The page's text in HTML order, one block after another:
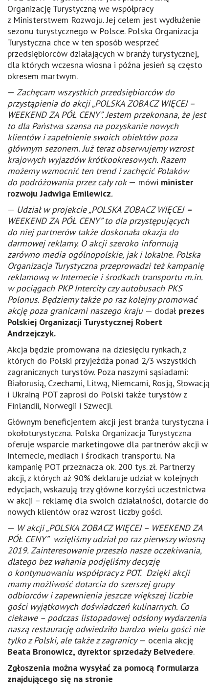
Organizację Turystyczną we współpracy
z Ministerstwem Rozwoju. Jej celem jest wydłużenie
sezonu turystycznego w Polsce. Polska Organizacja
Turystyczna chce w ten sposób wesprzeć
przedsiębiorców działających w branży turystycznej,
dla których wczesna wiosna i późna jesień są często
okresem martwym.
— Zachęcam wszystkich przedsiębiorców do
przystąpienia do akcji „POLSKA ZOBACZ WIĘCEJ –
WEEKEND ZA PÓŁ CENY”. Jestem przekonana, że jest
to dla Państwa szansa na pozyskanie nowych
klientów i zapełnienie swoich obiektów poza
głównym sezonem. Już teraz obserwujemy wzrost
krajowych wyjazdów krótkookresowych. Razem
możemy wzmocnić ten trend i zachęcić Polaków
do podróżowania przez cały rok — mówi minister
rozwoju Jadwiga Emilewicz.
— Udział w projekcie „POLSKA ZOBACZ WIĘCEJ –
WEEKEND ZA PÓŁ CENY” to dla przystępujących
do niej partnerów także doskonała okazja do
darmowej reklamy. O akcji szeroko informują
zarówno media ogólnopolskie, jak i lokalne. Polska
Organizacja Turystyczna przeprowadzi też kampanię
reklamową w Internecie i środkach transportu m.in.
w pociągach PKP Intercity czy autobusach PKS
Polonus. Będziemy także po raz kolejny promować
akcję poza granicami naszego kraju — dodał prezes
Polskiej Organizacji Turystycznej Robert
Andrzejczyk.
Akcja będzie promowana na dziesięciu rynkach, z
których do Polski przyjeżdża ponad 2/3 wszystkich
zagranicznych turystów. Poza naszymi sąsiadami:
Białorusią, Czechami, Litwą, Niemcami, Rosją, Słowacją
i Ukrainą POT zaprosi do Polski także turystów z
Finlandii, Norwegii i Szwecji.
Głównym beneficjentem akcji jest branża turystyczna i
okołoturystyczna. Polska Organizacja Turystyczna
oferuje wsparcie marketingowe dla partnerów akcji w
Internecie, mediach i środkach transportu. Na
kampanię POT przeznacza ok. 200 tys. zł. Partnerzy
akcji, z których aż 90% deklaruje udział w kolejnych
edycjach, wskazują trzy główne korzyści uczestnictwa
w akcji – reklamę dla swoich działalności, dotarcie do
nowych klientów oraz wzrost liczby gości.
— W akcji„POLSKA ZOBACZ WIĘCEJ – WEEKEND ZA
PÓŁ CENY” wzięliśmy udział po raz pierwszy wiosną
2019. Zainteresowanie przeszło nasze oczekiwania,
dlatego bez wahania podjęliśmy decyzję
o kontynuowaniu współpracy z POT. Dzięki akcji
mamy możliwość dotarcia do szerszej grupy
odbiorców i zapewnienia jeszcze większej liczbie
gości wyjątkowych doświadczeń kulinarnych. Co
ciekawe – podczas listopadowej odsłony wydarzenia
naszą restaurację odwiedziło bardzo wielu gości nie
tylko z Polski, ale także z zagranicy— ocenia akcję
Beata Bronowicz, dyrektor sprzedaży Belvedere.
Zgłoszenia można wysyłać za pomocą formularza
znajdującego się na stronie